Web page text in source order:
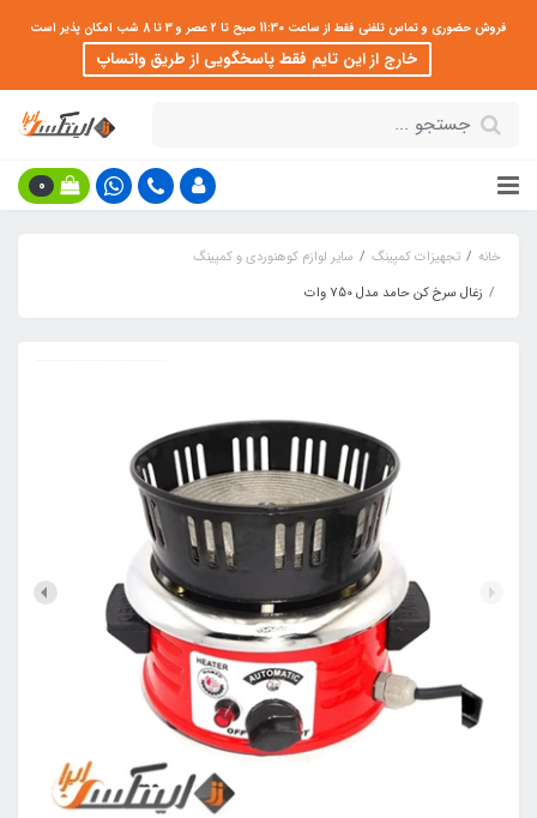
فروش حضوری و تماس تلفنی فقط از ساعت 11:30 صبح تا 2 عصر و 3 تا 8 شب امکان پذیر است
خارج از این تایم فقط پاسخگویی از طریق واتساپ
0
خانه تجهیزات کمپینگ
سایر لوازم کوهنوردی و کمپینگ
زغال سرخ کن حامد مدل 750 وات